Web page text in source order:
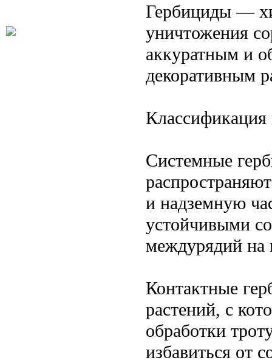
Гербициды —
уничтожения
аккуратным и
декоративным
Классификация
Системные
и надземную
устойчивыми
междурядий на
Контактные
растений, с
обработки
избавиться от